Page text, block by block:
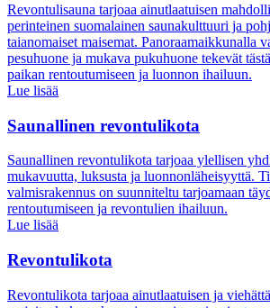
Revontulisauna tarjoaa ainutlaatuisen
perinteinen suomalainen saunakulttuuri ja
taianomaiset maisemat. Panoraamaikkunalla
pesuhuone ja mukava pukuhuone tekevät
paikan rentoutumiseen ja luonnon ihailuun.
Lue lisää
Saunallinen revontulikota
Saunallinen revontulikota tarjoaa ylellisen
mukavuutta, luksusta ja luonnonläheisyyttä.
valmisrakennus on suunniteltu tarjoamaan
rentoutumiseen ja revontulien ihailuun.
Lue lisää
Revontulikota
Revontulikota tarjoaa ainutlaatuisen ja